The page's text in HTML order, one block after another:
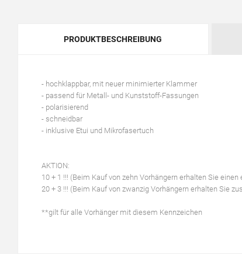
PRODUKTBESCHREIBUNG
- hochklappbar, mit neuer minimierter Klammer
- passend für Metall- und Kunststoff-Fassungen
- polarisierend
- schneidbar
- inklusive Etui und Mikrofasertuch
AKTION:
10 + 1 !!! (Beim Kauf von zehn Vorhängern erhalten Sie
20 + 3 !!! (Beim Kauf von zwanzig Vorhängern erhalten Sie
**gilt für alle Vorhänger mit diesem Kennzeichen